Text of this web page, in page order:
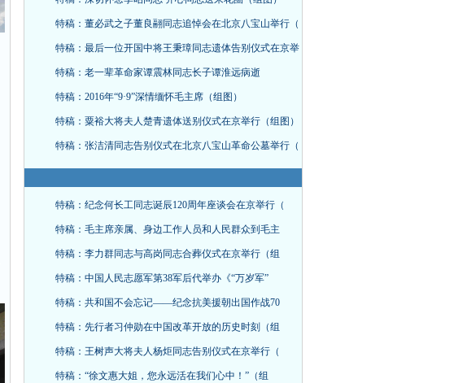
特稿：董必武之子董良翮同志追悼会在北京八宝山举行（
特稿：最后一位开国中将王秉璋同志遗体告别仪式在京举
特稿：老一辈革命家谭震林同志长子谭淮远病逝
特稿：2016年“9·9”深情缅怀毛主席（组图）
特稿：粟裕大将夫人楚青遗体送别仪式在京举行（组图）
特稿：张洁清同志告别仪式在北京八宝山革命公墓举行（
特稿：纪念何长工同志诞辰120周年座谈会在京举行（
特稿：毛主席亲属、身边工作人员和人民群众到毛主
特稿：李力群同志与高岗同志合葬仪式在京举行（组
特稿：中国人民志愿军第38军后代举办《“万岁军”
特稿：共和国不会忘记——纪念抗美援朝出国作战70
特稿：先行者习仲勋在中国改革开放的历史时刻（组
特稿：王树声大将夫人杨炬同志告别仪式在京举行（
特稿：“徐文惠大姐，您永远活在我们心中！”（组